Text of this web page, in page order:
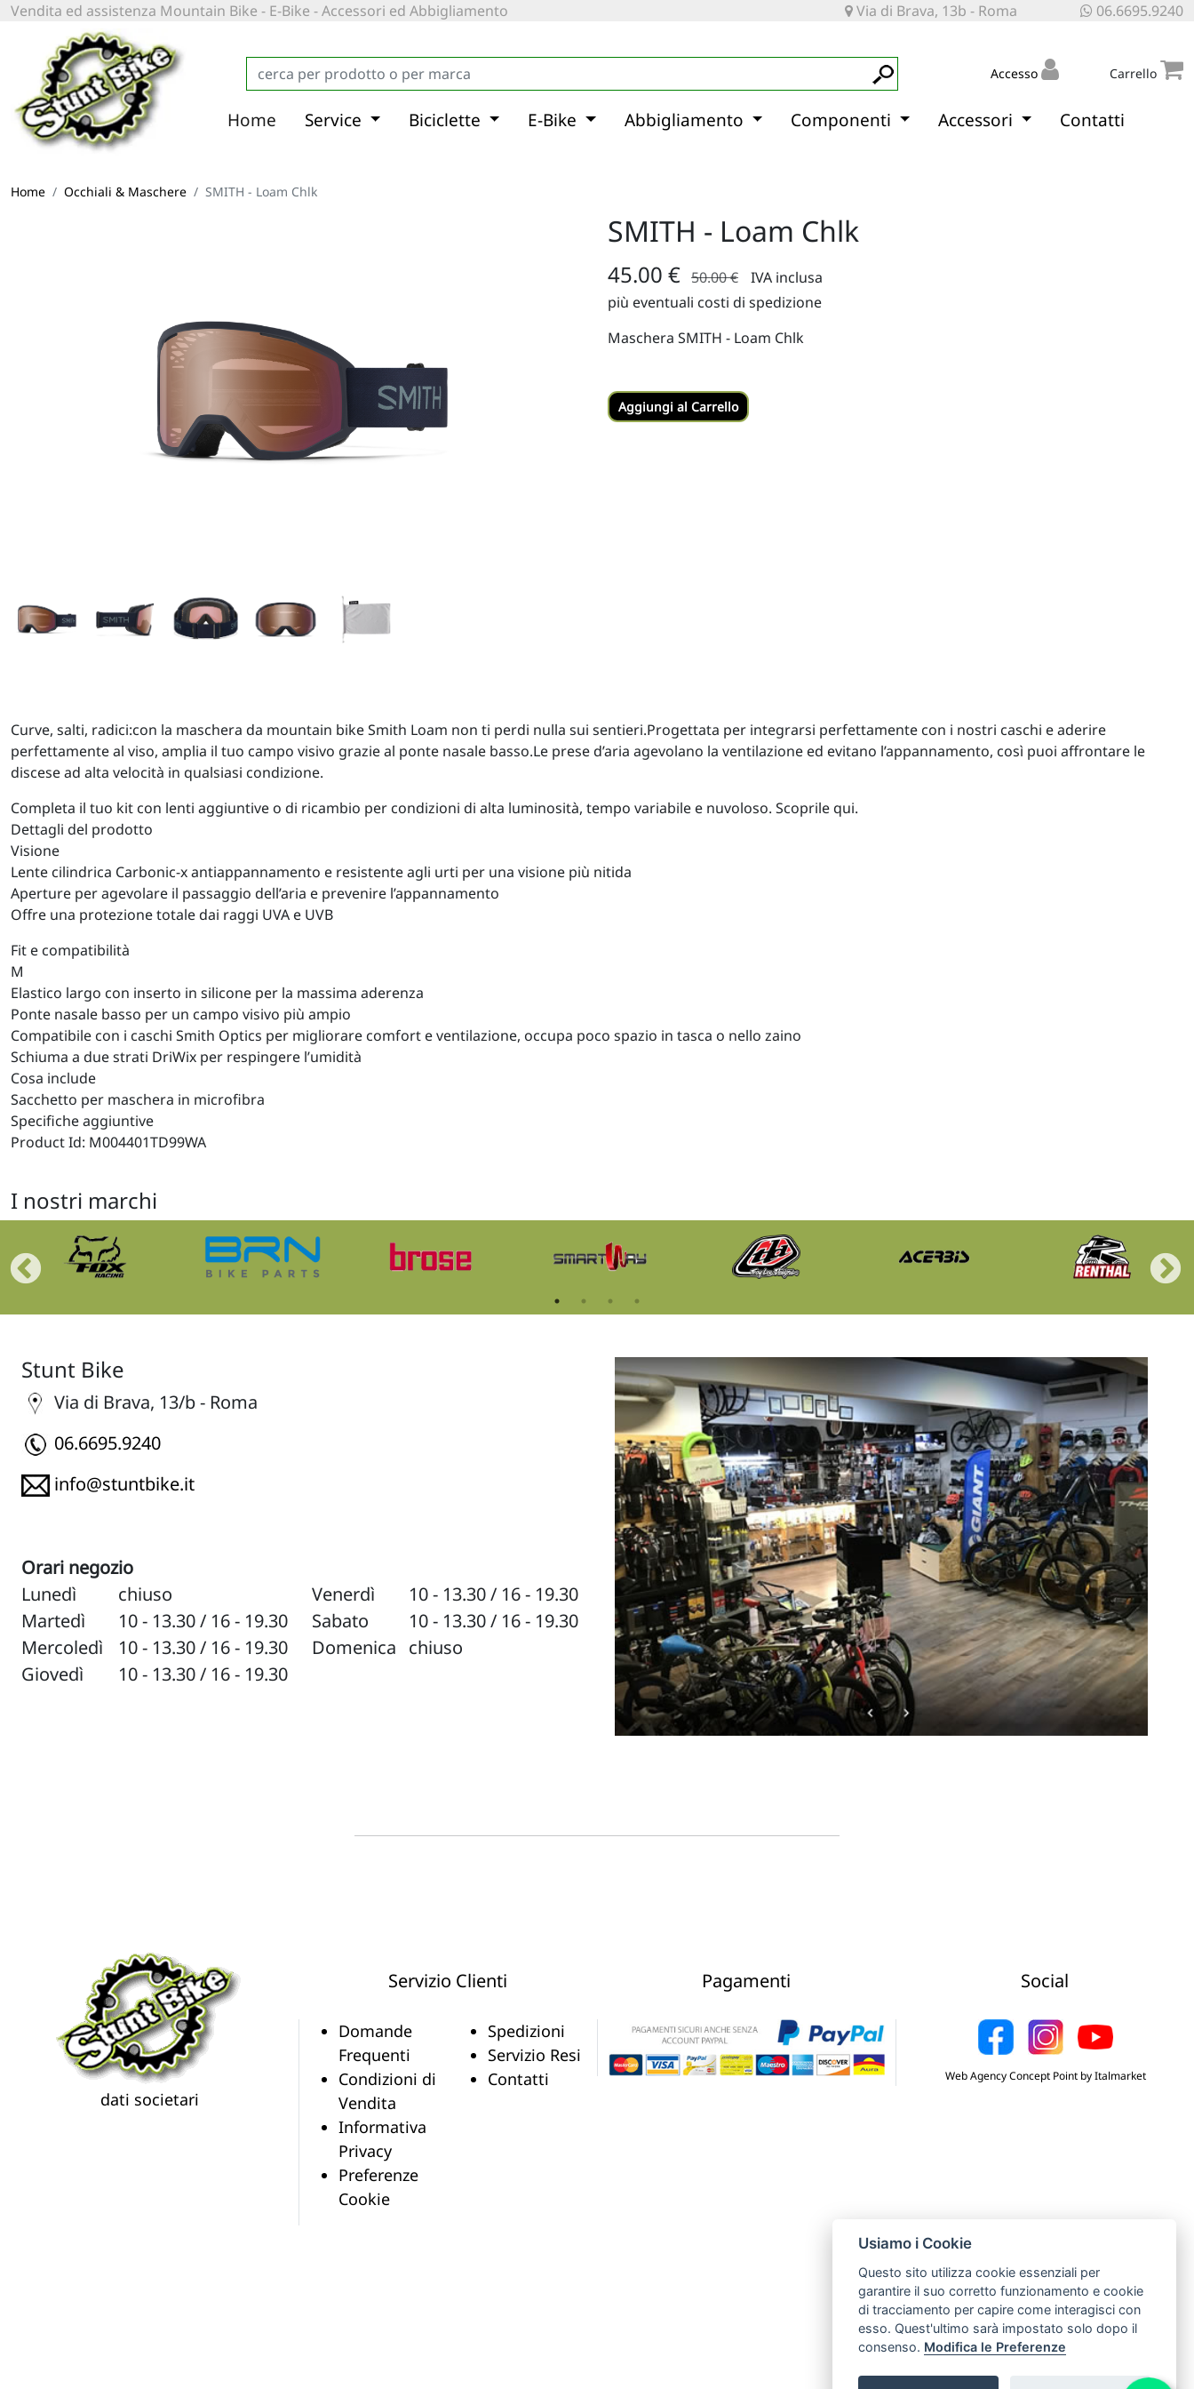
Vendita ed assistenza Mountain Bike - E-Bike - Accessori ed Abbigliamento Via di Brava, 13b - Roma 06.6695.9240
Accesso Carrello
Home Service Biciclette E-Bike Abbigliamento Componenti Accessori Contatti
Home Occhiali & Maschere SMITH - Loam Chlk
SMITH - Loam Chlk
45.00 € 50.00 €
IVA inclusa
più eventuali costi di spedizione
Maschera SMITH - Loam Chlk
Aggiungi al Carrello
Curve, salti, radici:con la maschera da mountain bike Smith Loam non ti perdi nulla sui sentieri.Progettata per integrarsi perfettamente con i nostri caschi e aderire
perfettamente al viso, amplia il tuo campo visivo grazie al ponte nasale basso.Le prese d’aria agevolano la ventilazione ed evitano l’appannamento, così puoi affrontare le
discese ad alta velocità in qualsiasi condizione.
Completa il tuo kit con lenti aggiuntive o di ricambio per condizioni di alta luminosità, tempo variabile e nuvoloso. Scoprile qui.
Dettagli del prodotto
Visione
Lente cilindrica Carbonic-x antiappannamento e resistente agli urti per una visione più nitida
Aperture per agevolare il passaggio dell’aria e prevenire l’appannamento
Offre una protezione totale dai raggi UVA e UVB
Fit e compatibilità
M
Elastico largo con inserto in silicone per la massima aderenza
Ponte nasale basso per un campo visivo più ampio
Compatibile con i caschi Smith Optics per migliorare comfort e ventilazione, occupa poco spazio in tasca o nello zaino
Schiuma a due strati DriWix per respingere l’umidità
Cosa include
Sacchetto per maschera in microfibra
Specifiche aggiuntive
Product Id: M004401TD99WA
I nostri marchi
Stunt Bike
Via di Brava, 13/b - Roma
06.6695.9240
info@stuntbike.it
Orari negozio
Lunedì
chiuso
Martedì
10 - 13.30 / 16 - 19.30
Mercoledì
10 - 13.30 / 16 - 19.30
Giovedì
10 - 13.30 / 16 - 19.30
Venerdì
10 - 13.30 / 16 - 19.30
Sabato
10 - 13.30 / 16 - 19.30
Domenica chiuso
dati societari
Servizio Clienti
Domande
Frequenti
Condizioni di
Vendita
Informativa
Privacy
Preferenze
Cookie
Spedizioni
Servizio Resi
Contatti
Pagamenti Social
Web Agency Concept Point by Italmarket
Usiamo i Cookie
Questo sito utilizza cookie essenziali per
garantire il suo corretto funzionamento e cookie
di tracciamento per capire come interagisci con
esso. Quest'ultimo sarà impostato solo dopo il
consenso. Modifica le Preferenze